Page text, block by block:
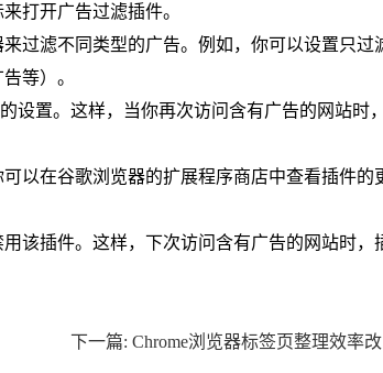
打开广告过滤插件。
过滤不同类型的广告。例如，你可以设置只过
等）。
设置。这样，当你再次访问含有广告的网站时
以在谷歌浏览器的扩展程序商店中查看插件的
该插件。这样，下次访问含有广告的网站时，